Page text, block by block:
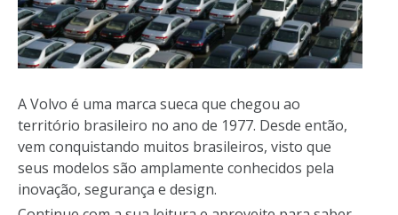
A Volvo é uma marca sueca que chegou ao
território brasileiro no ano de 1977. Desde então,
vem conquistando muitos brasileiros, visto que
seus modelos são amplamente conhecidos pela
inovação, segurança e design.